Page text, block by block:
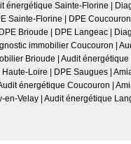
énergétique Sainte-Florine
Sainte-Florine DPE Coucouron
DPE Brioude DPE Langeac
immobilier Coucouron
Brioude Audit
Loire
DPE Saugues
énergétique Coucouron
en-Velay Audit énergétique